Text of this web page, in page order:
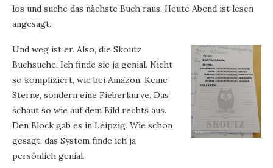
los und suche das nächste Buch raus. Heute Abend ist lesen
angesagt.
Und weg ist er. Also, die Skoutz
Buchsuche. Ich finde sie ja genial. Nicht
so kompliziert, wie bei Amazon. Keine
Sterne, sondern eine Fieberkurve. Das
schaut so wie auf dem Bild rechts aus.
Den Block gab es in Leipzig. Wie schon
gesagt, das System finde ich ja
persönlich genial.